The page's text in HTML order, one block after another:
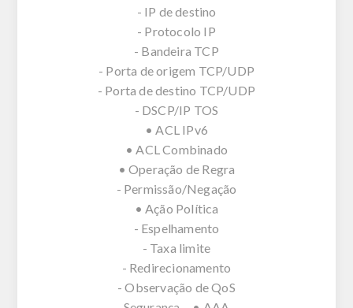
- IP de destino
- Protocolo IP
- Bandeira TCP
- Porta de origem TCP/UDP
- Porta de destino TCP/UDP
- DSCP/IP TOS
• ACL IPv6
• ACL Combinado
• Operação de Regra
- Permissão/Negação
• Ação Política
- Espelhamento
- Taxa limite
- Redirecionamento
- Observação de QoS